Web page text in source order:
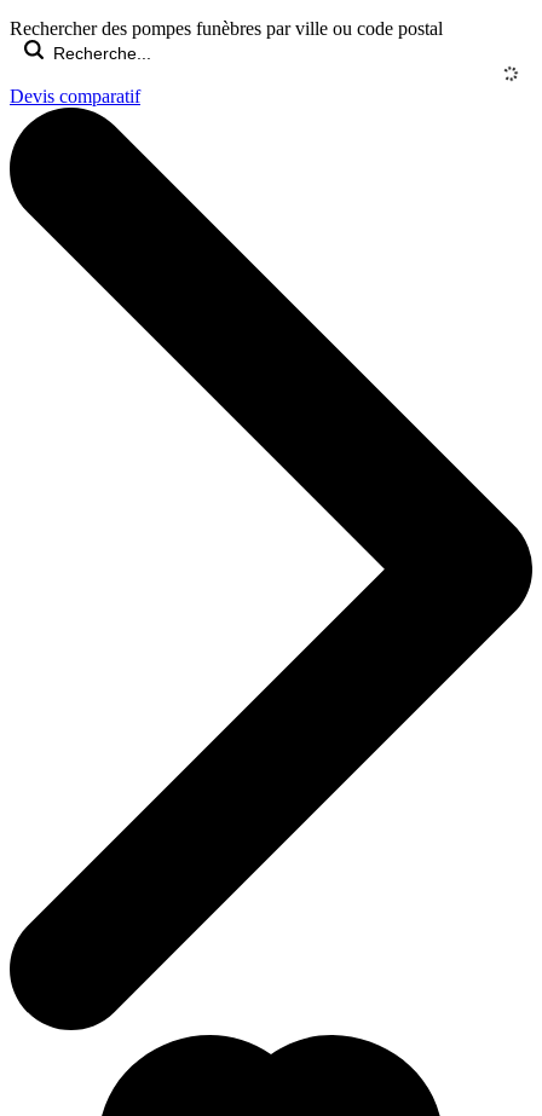
Rechercher des pompes funèbres par ville ou code postal
Devis comparatif